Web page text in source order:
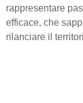
rappresentare
efficace, che
rilanciare il